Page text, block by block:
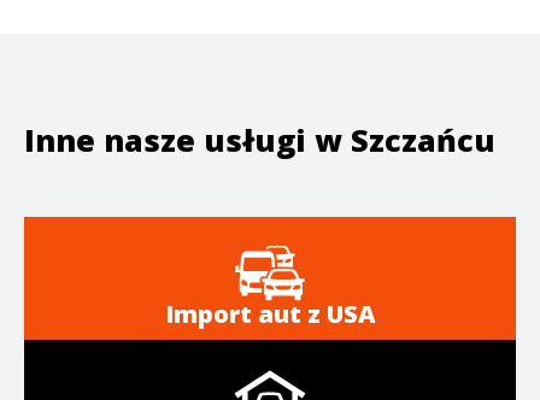
Inne nasze usługi w Szczańcu
Import aut z USA